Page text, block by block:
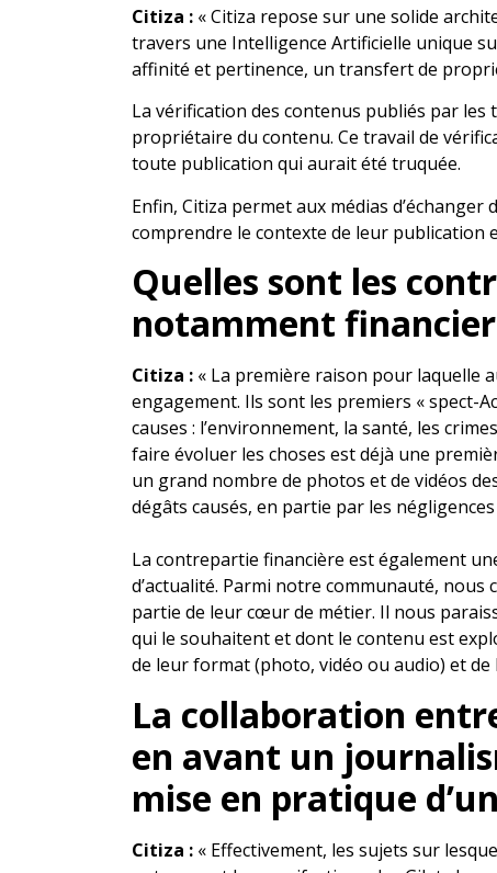
Citiza : « Citiza repose sur une solide
travers une Intelligence Artificielle unique
affinité et pertinence, un transfert de
La vérification des contenus publiés par
propriétaire du contenu. Ce travail de
toute publication qui aurait été truquée.
Enfin, Citiza permet aux médias
comprendre le contexte de leur publication
Quelles sont les
notamment
Citiza : « La première raison pour laquelle
engagement. Ils sont les premiers « spect-
causes : l’environnement, la santé, les
faire évoluer les choses est déjà une
un grand nombre de photos et de vidéos
dégâts causés, en partie par les
La contrepartie financière est également
d’actualité. Parmi notre communauté,
partie de leur cœur de métier. Il nous
qui le souhaitent et dont le contenu est
de leur format (photo, vidéo ou audio) et de
La collaboration
en avant un
mise en pratique
Citiza : « Effectivement, les sujets sur